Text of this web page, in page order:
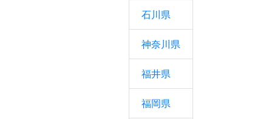
石川県
神奈川県
福井県
福岡県